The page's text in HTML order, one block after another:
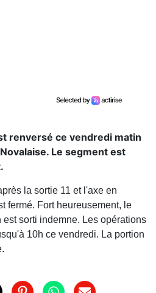
renversé ce vendredi matin
Le segment est
la sortie 11 et l'axe en
fermé. Fort heureusement, le
sorti indemne. Les opérations
10h ce vendredi. La portion